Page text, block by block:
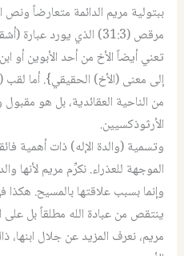
ببتولية مريم الدائمة متعارضاً
مرقص (31:3) الذي يورد
تعني أيضاً الأخ من أحد الأبوين أو
إلى معنى (الأخ) الحقيقي}. أما لقب
من الناحية العقائدية، بل هو
الأرثوذكسيين.
وتسمية (والدة الإله) ذات أهمية
الموجهة للعذراء. نكرِّم مريم لأنها
وإنما بسبب علاقتها بالمسيح. هكذا
ينتقص من عبادة الله مطلقاً بل على
مريم، نعرف المزيد عن جلال ابنها،